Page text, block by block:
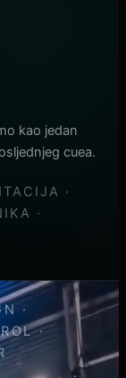
kao jedan
cuea.
·
·
·
·